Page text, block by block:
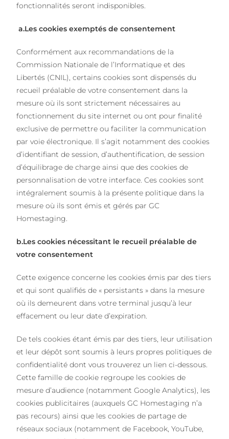
fonctionnalités seront indisponibles.
a.Les cookies exemptés de consentement
Conformément aux recommandations de la
Commission Nationale de l’Informatique et des
Libertés (CNIL), certains cookies sont dispensés du
recueil préalable de votre consentement dans la
mesure où ils sont strictement nécessaires au
fonctionnement du site internet ou ont pour finalité
exclusive de permettre ou faciliter la communication
par voie électronique. Il s’agit notamment des cookies
d’identifiant de session, d’authentification, de session
d’équilibrage de charge ainsi que des cookies de
personnalisation de votre interface. Ces cookies sont
intégralement soumis à la présente politique dans la
mesure où ils sont émis et gérés par GC
Homestaging.
b.Les cookies nécessitant le recueil préalable de
votre consentement
Cette exigence concerne les cookies émis par des tiers
et qui sont qualifiés de « persistants » dans la mesure
où ils demeurent dans votre terminal jusqu’à leur
effacement ou leur date d’expiration.
De tels cookies étant émis par des tiers, leur utilisation
et leur dépôt sont soumis à leurs propres politiques de
confidentialité dont vous trouverez un lien ci-dessous.
Cette famille de cookie regroupe les cookies de
mesure d’audience (notamment Google Analytics), les
cookies publicitaires (auxquels GC Homestaging n’a
pas recours) ainsi que les cookies de partage de
réseaux sociaux (notamment de Facebook, YouTube,